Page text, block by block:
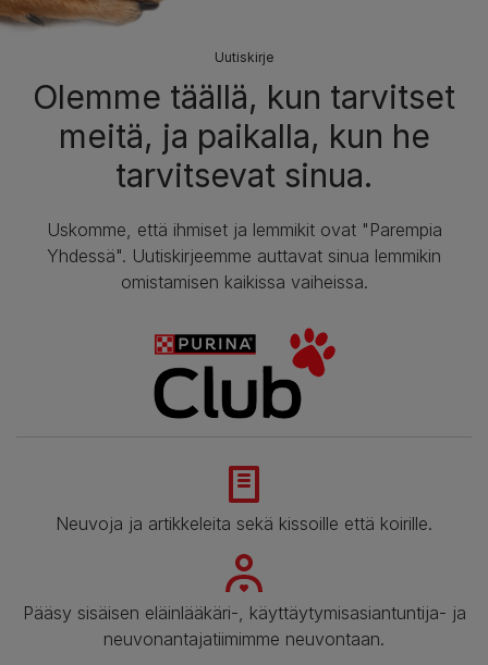
Uutiskirje
Olemme täällä, kun tarvitset
meitä, ja paikalla, kun he
tarvitsevat sinua.
Uskomme, että ihmiset ja lemmikit ovat "Parempia
Yhdessä". Uutiskirjeemme auttavat sinua lemmikin
omistamisen kaikissa vaiheissa.
Neuvoja ja artikkeleita sekä kissoille että koirille.
Pääsy sisäisen eläinlääkäri-, käyttäytymisasiantuntija- ja
neuvonantajatiimimme neuvontaan.